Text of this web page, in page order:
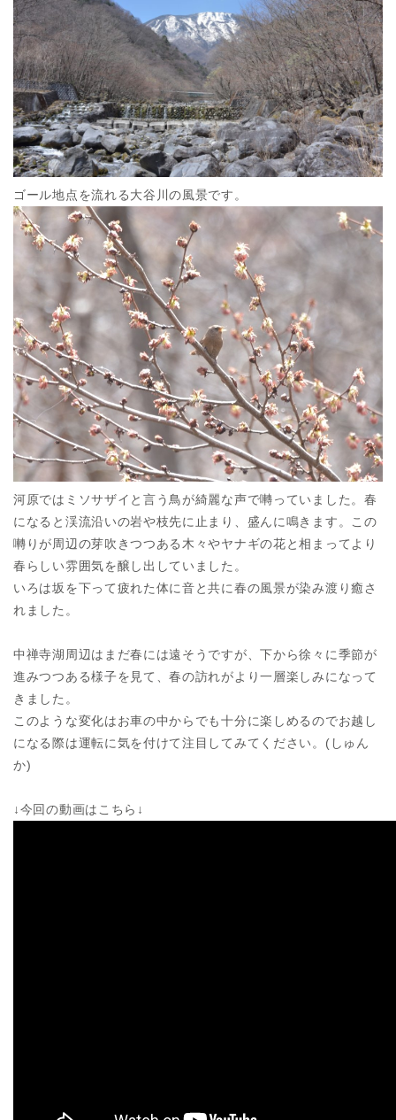
ゴール地点を流れる大谷川の風景です。
河原ではミソサザイと言う鳥が綺麗な声で囀っていました。春
になると渓流沿いの岩や枝先に止まり、盛んに鳴きます。この
囀りが周辺の芽吹きつつある木々やヤナギの花と相まってより
春らしい雰囲気を醸し出していました。
いろは坂を下って疲れた体に音と共に春の風景が染み渡り癒さ
れました。
中禅寺湖周辺はまだ春には遠そうですが、下から徐々に季節が
進みつつある様子を見て、春の訪れがより一層楽しみになって
きました。
このような変化はお車の中からでも十分に楽しめるのでお越し
になる際は運転に気を付けて注目してみてください。(しゅん
か)
↓今回の動画はこちら↓